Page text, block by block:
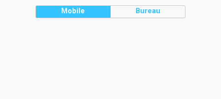
Mobile Bureau